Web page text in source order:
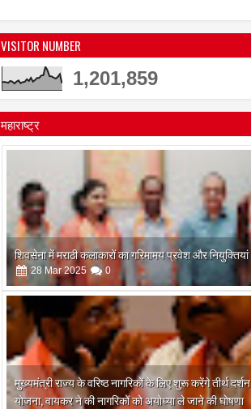
VISITOR NUMBER
1,201,859
महाराष्ट्र
शिवसेना में मराठी कलाकारों का गरिमामय प्रवेश और नियुक्तियां
28 Mar 2025 0
मुख्यमंत्री राज्य के वरिष्ठ नागरिकों के लिए शुरू करेंगे तीर्थ दर्शन
योजना, वायकर ने की नागरिकों को अयोध्या ले जाने की घोषणा